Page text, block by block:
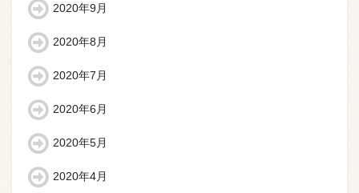
2020年9月
2020年8月
2020年7月
2020年6月
2020年5月
2020年4月